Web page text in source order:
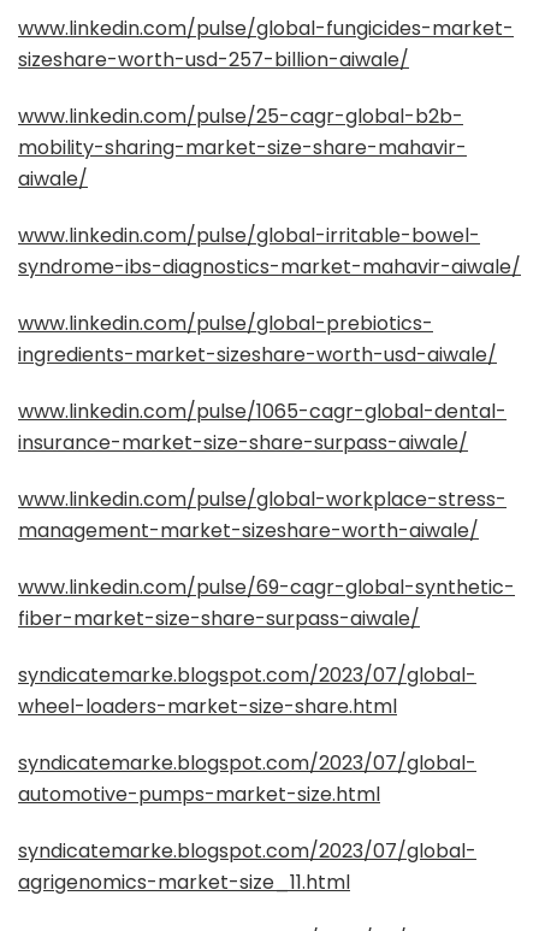
www.linkedin.com/pulse/global-fungicides-market-
sizeshare-worth-usd-257-billion-aiwale/
www.linkedin.com/pulse/25-cagr-global-b2b-
mobility-sharing-market-size-share-mahavir-
aiwale/
www.linkedin.com/pulse/global-irritable-bowel-
syndrome-ibs-diagnostics-market-mahavir-aiwale/
www.linkedin.com/pulse/global-prebiotics-
ingredients-market-sizeshare-worth-usd-aiwale/
www.linkedin.com/pulse/1065-cagr-global-dental-
insurance-market-size-share-surpass-aiwale/
www.linkedin.com/pulse/global-workplace-stress-
management-market-sizeshare-worth-aiwale/
www.linkedin.com/pulse/69-cagr-global-synthetic-
fiber-market-size-share-surpass-aiwale/
syndicatemarke.blogspot.com/2023/07/global-
wheel-loaders-market-size-share.html
syndicatemarke.blogspot.com/2023/07/global-
automotive-pumps-market-size.html
syndicatemarke.blogspot.com/2023/07/global-
agrigenomics-market-size_11.html